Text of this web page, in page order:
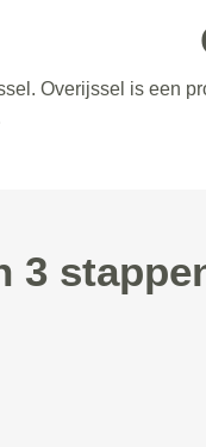
Overijssel is een
3